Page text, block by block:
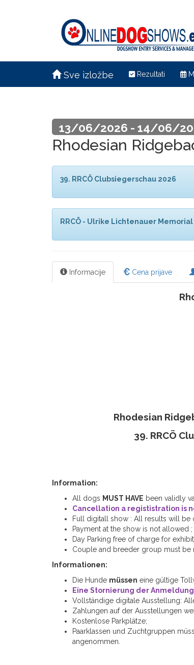
Sve izložbe Rezultati
13/06/2026 - 14/06/
Rhodesian
39. RRCÖ Clubsiegerschau 2026
RRCÖ - Ulrike Lichtenauer Memorial
Informacije Cena prijave
Rhodesian
39. RRCÖ
Information:
All dogs MUST HAVE been validly
Cancellation a regististration is
Full digitall show : All results will
Payment at the show is not allowed ;
Day Parking free of charge for
Couple and breeder group must be
Informationen:
Die Hunde müssen eine gültige
Eine Stornierung der
Vollständige digitale Ausstellung:
Zahlungen auf der Ausstellungen
Kostenlose Parkplätze;
Paarklassen und Zuchtgruppen
angenommen.